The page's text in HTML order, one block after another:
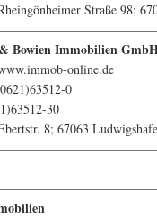
Straße 98;
Bowien Immobilien
online.de
0
30
8; 67063